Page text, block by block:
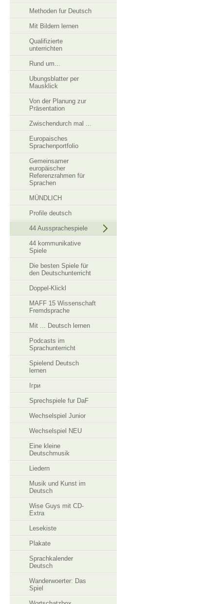
Methoden fur Deutsch
Mit Bildern lernen
Qualifizierte
unterrichten
Rund um...
Ubungsblatter per
Mausklick
Von der Planung zur
Präsentation
Zwischendurch mal ...
Europaisches
Sprachenportfolio
Gemeinsamer
europäischer
Referenzrahmen für
Sprachen
MÜNDLICH
Profile deutsch
44 Aussprachespiele
44 kommunikative
Spiele
Die besten Spiele für
den Deutschunterricht
Doppel-Klickl
MAFF 15 Wissenschaft
Fremdsprache
Mit ... Deutsch lernen
Podcasts im
Sprachunterricht
Spielend Deutsch
lernen
Ігри
Sprechspiele fur DaF
Wechselspiel Junior
Wechselspiel NEU
Eine kleine
Deutschmusik
Liedern
Musik und Kunst im
Deutsch
Wise Guys mit CD-
Extra
Lesekiste
Plakate
Sprachkalender
Deutsch
Wanderwoerter: Das
Spiel